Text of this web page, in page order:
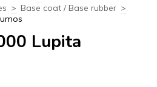
> Base coat / Base rubber >
Lupita